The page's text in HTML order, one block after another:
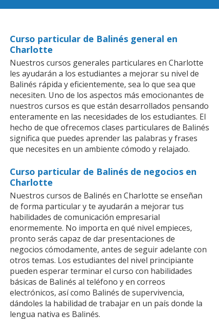
Curso particular de Balinés general en
Charlotte
Nuestros cursos generales particulares en Charlotte
les ayudarán a los estudiantes a mejorar su nivel de
Balinés rápida y eficientemente, sea lo que sea que
necesiten. Uno de los aspectos más emocionantes de
nuestros cursos es que están desarrollados pensando
enteramente en las necesidades de los estudiantes. El
hecho de que ofrecemos clases particulares de Balinés
significa que puedes aprender las palabras y frases
que necesites en un ambiente cómodo y relajado.
Curso particular de Balinés de negocios en
Charlotte
Nuestros cursos de Balinés en Charlotte se enseñan
de forma particular y te ayudarán a mejorar tus
habilidades de comunicación empresarial
enormemente. No importa en qué nivel empieces,
pronto serás capaz de dar presentaciones de
negocios cómodamente, antes de seguir adelante con
otros temas. Los estudiantes del nivel principiante
pueden esperar terminar el curso con habilidades
básicas de Balinés al teléfono y en correos
electrónicos, así como Balinés de supervivencia,
dándoles la habilidad de trabajar en un país donde la
lengua nativa es Balinés.